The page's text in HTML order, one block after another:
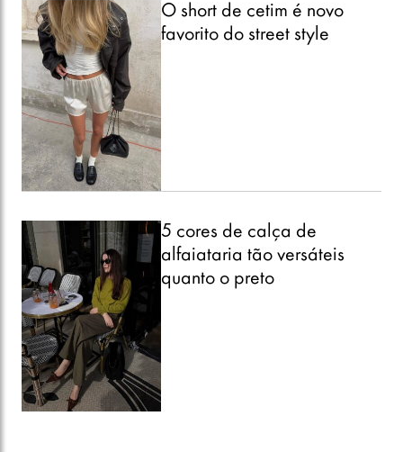
O short de cetim é novo
favorito do street style
5 cores de calça de
alfaiataria tão versáteis
quanto o preto